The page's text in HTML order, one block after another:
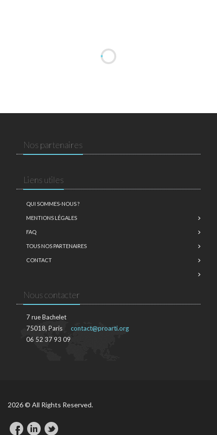
Nos partenaires
Liens utiles
QUI SOMMES-NOUS ?
MENTIONS LÉGALES
FAQ
TOUS NOS PARTENAIRES
CONTACT
Nous contacter
7 rue Bachelet
75018, Paris
06 52 37 93 09
contact@proarti.org
2026 © All Rights Reserved.